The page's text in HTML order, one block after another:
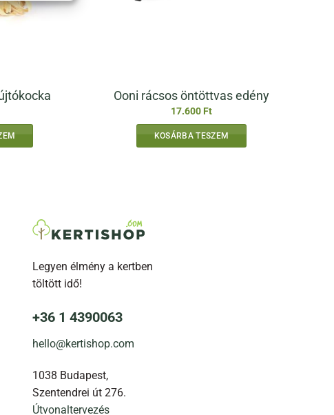
Ooni rácsos öntöttvas edény
17.600 Ft
KOSÁRBA TESZEM
Legyen élmény a kertben
töltött idő!
+36 1 4390063
hello@kertishop.com
1038 Budapest,
Szentendrei út 276.
Útvonaltervezés